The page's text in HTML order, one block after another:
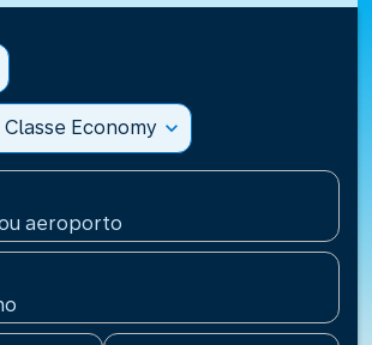
Economy expand_more
aeroporto